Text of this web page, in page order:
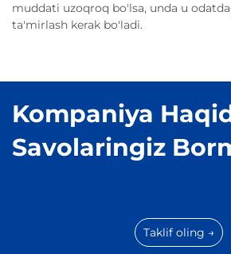
muddati uzoqroq bo'lsa, unda u
ta'mirlash kerak bo'ladi.
Kompaniya
Savolaringiz
Taklif oling →